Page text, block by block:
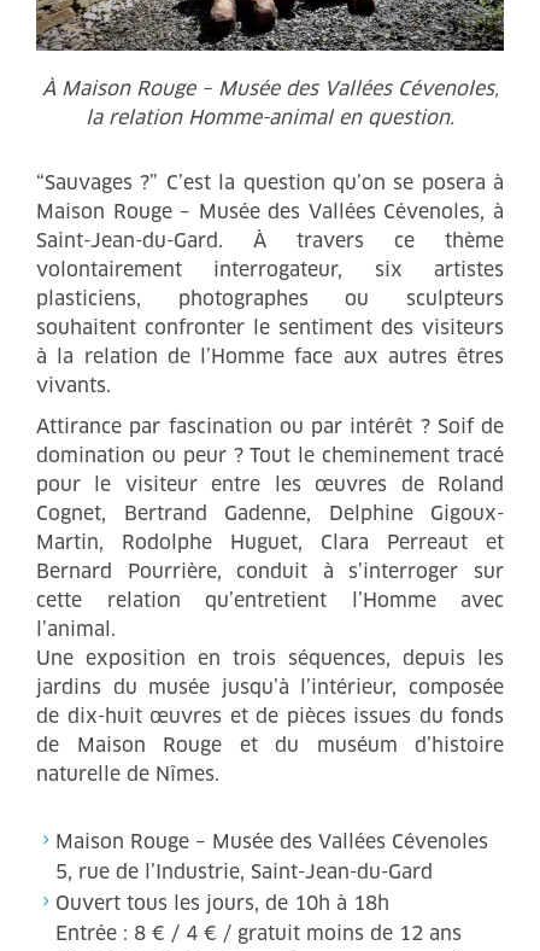
À Maison Rouge – Musée des Vallées Cévenoles,
la relation Homme-animal en question.
“Sauvages ?” C’est la question qu’on se posera à
Maison Rouge – Musée des Vallées Cévenoles, à
Saint-Jean-du-Gard. À travers ce thème
volontairement interrogateur, six artistes
plasticiens, photographes ou sculpteurs
souhaitent confronter le sentiment des visiteurs
à la relation de l’Homme face aux autres êtres
vivants.
Attirance par fascination ou par intérêt ? Soif de
domination ou peur ? Tout le cheminement tracé
pour le visiteur entre les œuvres de Roland
Cognet, Bertrand Gadenne, Delphine Gigoux-
Martin, Rodolphe Huguet, Clara Perreaut et
Bernard Pourrière, conduit à s’interroger sur
cette relation qu’entretient l’Homme avec
l’animal.
Une exposition en trois séquences, depuis les
jardins du musée jusqu’à l’intérieur, composée
de dix-huit œuvres et de pièces issues du fonds
de Maison Rouge et du muséum d’histoire
naturelle de Nîmes.
Maison Rouge – Musée des Vallées Cévenoles
5, rue de l’Industrie, Saint-Jean-du-Gard
Ouvert tous les jours, de 10h à 18h
Entrée : 8 € / 4 € / gratuit moins de 12 ans